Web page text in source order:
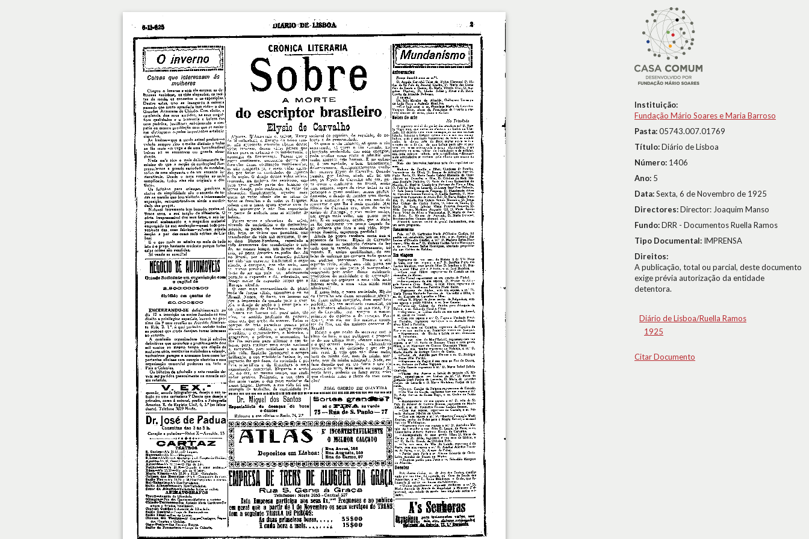
Instituição:
Fundação Mário Soares e Maria Barroso
Pasta:05743.007.01769
Título:Diário de Lisboa
Número: 1406
Ano: 5
Data:Sexta, 6 de Novembro de 1925
Directores:Director: Joaquim Manso
Fundo:DRR - Documentos Ruella Ramos
Tipo Documental: IMPRENSA
Direitos:
A publicação, total ou parcial, deste documento
exige prévia autorização da entidade
detentora.
Diário de Lisboa/Ruella Ramos
1925
Citar Documento